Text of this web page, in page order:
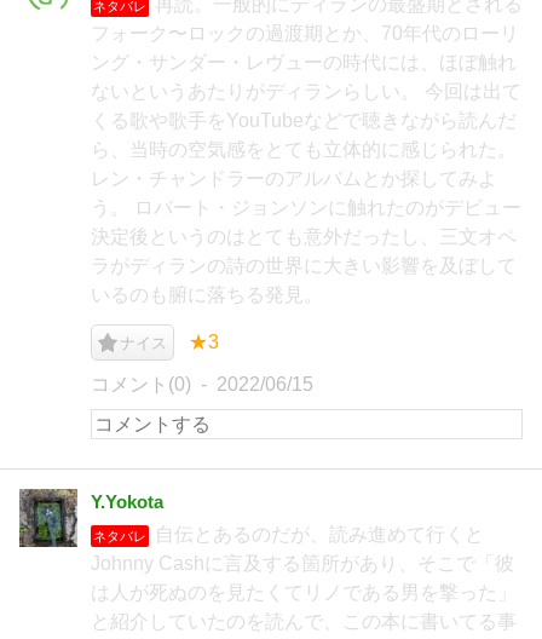
ネタバレ
再読。一般的にディランの最盛期とされる
フォーク〜ロックの過渡期とか、70年代のローリ
ング・サンダー・レヴューの時代には、ほぼ触れ
ないというあたりがディランらしい。 今回は出て
くる歌や歌手をYouTubeなどで聴きながら読んだ
ら、当時の空気感をとても立体的に感じられた。
レン・チャンドラーのアルバムとか探してみよ
う。 ロバート・ジョンソンに触れたのがデビュー
決定後というのはとても意外だったし、三文オペ
ラがディランの詩の世界に大きい影響を及ぼして
いるのも腑に落ちる発見。
ナイス ★3
コメント(0) 2022/06/15
Y.Yokota
ネタバレ
自伝とあるのだが、読み進めて行くと
Johnny Cashに言及する箇所があり、そこで「彼
は人が死ぬのを見たくてリノである男を撃った」
と紹介していたのを読んで、この本に書いてる事